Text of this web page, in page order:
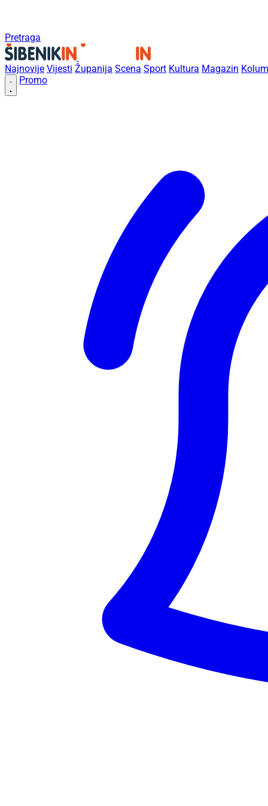
Pretraga
Najnovije Vijesti Županija Scena Sport Kultura Magazin
Promo